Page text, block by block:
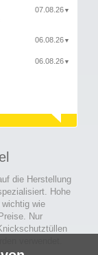
07.08.26 ▼
06.08.26 ▼
06.08.26 ▼
die Herstellung
Hohe
wie
Nur